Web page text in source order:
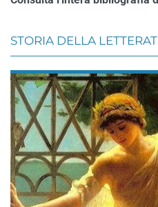
STORIA DELLA